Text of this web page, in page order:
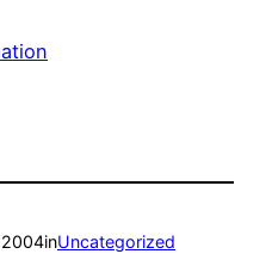
inUncategorized